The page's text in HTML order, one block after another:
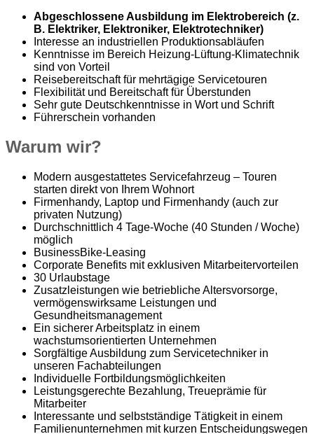
Abgeschlossene Ausbildung im Elektrobereich (z.
B. Elektriker, Elektroniker, Elektrotechniker)
Interesse an industriellen Produktionsabläufen
Kenntnisse im Bereich Heizung-Lüftung-Klimatechnik
sind von Vorteil
Reisebereitschaft für mehrtägige Servicetouren
Flexibilität und Bereitschaft für Überstunden
Sehr gute Deutschkenntnisse in Wort und Schrift
Führerschein vorhanden
Warum wir?
Modern ausgestattetes Servicefahrzeug – Touren
starten direkt von Ihrem Wohnort
Firmenhandy, Laptop und Firmenhandy (auch zur
privaten Nutzung)
Durchschnittlich 4 Tage-Woche (40 Stunden / Woche)
möglich
BusinessBike-Leasing
Corporate Benefits mit exklusiven Mitarbeitervorteilen
30 Urlaubstage
Zusatzleistungen wie betriebliche Altersvorsorge,
vermögenswirksame Leistungen und
Gesundheitsmanagement
Ein sicherer Arbeitsplatz in einem
wachstumsorientierten Unternehmen
Sorgfältige Ausbildung zum Servicetechniker in
unseren Fachabteilungen
Individuelle Fortbildungsmöglichkeiten
Leistungsgerechte Bezahlung, Treueprämie für
Mitarbeiter
Interessante und selbstständige Tätigkeit in einem
Familienunternehmen mit kurzen Entscheidungswegen